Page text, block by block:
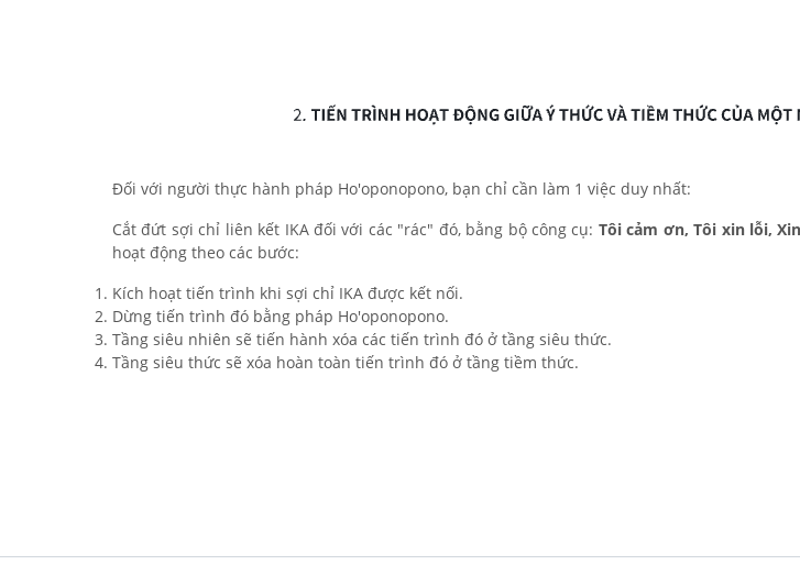
Đối với người thực hành pháp Ho'oponopono, bạn chỉ cần làm 1 việc duy nhất:
Cắt đứt sợi chỉ liên kết IKA đối với các "rác" đó, bằng bộ công cụ: Tôi cảm ơn, Tôi xin lỗi,
hoạt động theo các bước:
Kích hoạt tiến trình khi sợi chỉ IKA được kết nối.
Dừng tiến trình đó bằng pháp Ho'oponopono.
Tầng siêu nhiên sẽ tiến hành xóa các tiến trình đó ở tầng siêu thức.
Tầng siêu thức sẽ xóa hoàn toàn tiến trình đó ở tầng tiềm thức.